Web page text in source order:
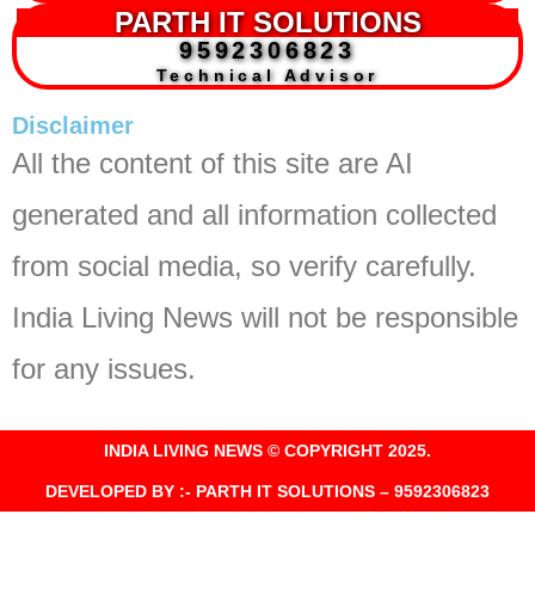
PARTH IT SOLUTIONS
9592306823
Technical Advisor
Disclaimer
All the content of this site are AI
generated and all information collected
from social media, so verify carefully.
India Living News will not be responsible
for any issues.
INDIA LIVING NEWS © COPYRIGHT 2025.
DEVELOPED BY :- PARTH IT SOLUTIONS – 9592306823